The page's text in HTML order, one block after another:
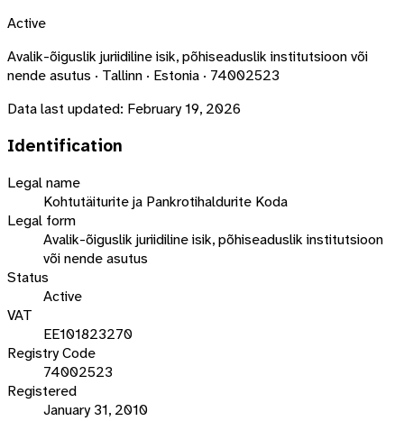
Active
Avalik-õiguslik juriidiline isik, põhiseaduslik institutsioon või
nende asutus · Tallinn · Estonia · 74002523
Data last updated: February 19, 2026
Identification
Legal name
Kohtutäiturite ja Pankrotihaldurite Koda
Legal form
Avalik-õiguslik juriidiline isik, põhiseaduslik institutsioon
või nende asutus
Status
Active
VAT
EE101823270
Registry Code
74002523
Registered
January 31, 2010